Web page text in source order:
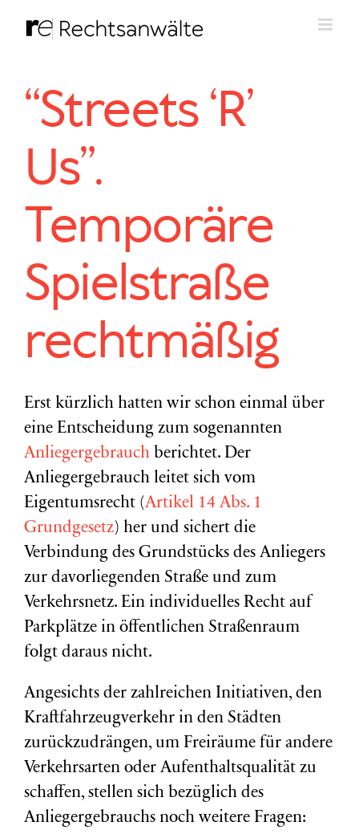
Inhalt
“Streets ‘R’
Us”.
Temporäre
Spielstraße
rechtmäßig
Erst kürzlich hatten wir schon einmal über
eine Entscheidung zum sogenannten
Anliegergebrauch berichtet. Der
Anliegergebrauch leitet sich vom
Eigentumsrecht (Artikel 14 Abs. 1
Grundgesetz) her und sichert die
Verbindung des Grundstücks des Anliegers
zur davorliegenden Straße und zum
Verkehrsnetz. Ein individuelles Recht auf
Parkplätze in öffentlichen Straßenraum
folgt daraus nicht.
Angesichts der zahlreichen Initiativen, den
Kraftfahrzeugverkehr in den Städten
zurückzudrängen, um Freiräume für andere
Verkehrsarten oder Aufenthaltsqualität zu
schaffen, stellen sich bezüglich des
Anliegergebrauchs noch weitere Fragen: